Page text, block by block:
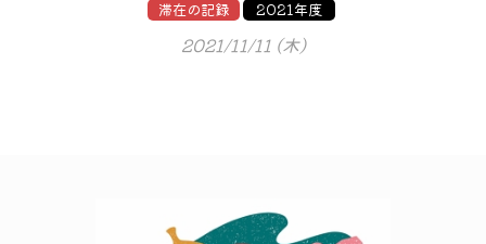
滞在の記録 2021年度
2021/11/11 (木)